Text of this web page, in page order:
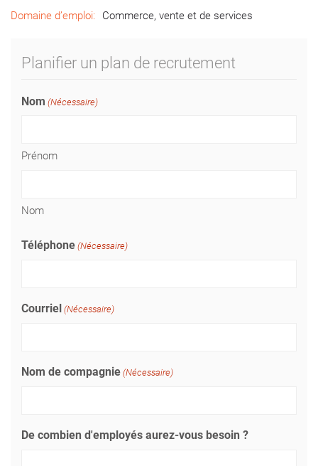
Domaine d’emploi:
Commerce, vente et de services
Planifier un plan de recrutement
Nom (Nécessaire)
Prénom
Nom
Téléphone (Nécessaire)
Courriel (Nécessaire)
Nom de compagnie (Nécessaire)
De combien d'employés aurez-vous besoin ?